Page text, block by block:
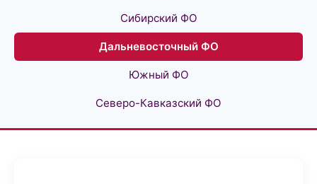
Сибирский ФО
Дальневосточный ФО
Южный ФО
Северо-Кавказский ФО